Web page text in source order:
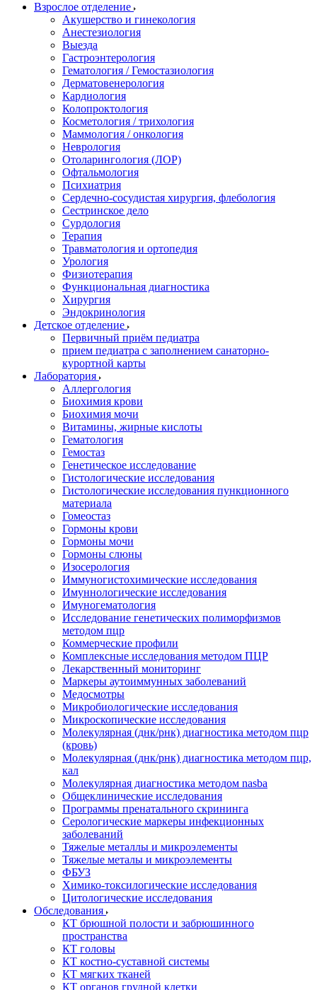
Взрослое отделение
Акушерство и гинекология
Анестезиология
Выезда
Гастроэнтерология
Гематология / Гемостазиология
Дерматовенерология
Кардиология
Колопроктология
Косметология / трихология
Маммология / онкология
Неврология
Отоларингология (ЛОР)
Офтальмология
Психиатрия
Сердечно-сосудистая хирургия, флебология
Сестринское дело
Сурдология
Терапия
Травматология и ортопедия
Урология
Физиотерапия
Функциональная диагностика
Хирургия
Эндокринология
Детское отделение
Первичный приём педиатра
прием педиатра с заполнением санаторно-
курортной карты
Лаборатория
Аллергология
Биохимия крови
Биохимия мочи
Витамины, жирные кислоты
Гематология
Гемостаз
Генетическое исследование
Гистологические исследования
Гистологические исследования пункционного
материала
Гомеостаз
Гормоны крови
Гормоны мочи
Гормоны слюны
Изосерология
Иммуногистохимические исследования
Имуннологические исследования
Имуногематология
Исследование генетических полиморфизмов
методом пцр
Коммерческие профили
Комплексные исследования методом ПЦР
Лекарственный мониторинг
Маркеры аутоиммунных заболеваний
Медосмотры
Микробиологические исследования
Микроскопические исследования
Молекулярная (днк/рнк) диагностика методом пцр
(кровь)
Молекулярная (днк/рнк) диагностика методом пцр,
кал
Молекулярная диагностика методом nasba
Общеклинические исследования
Программы пренатального скрининга
Серологические маркеры инфекционных
заболеваний
Тяжелые металлы и микроэлементы
Тяжелые металы и микроэлементы
ФБУЗ
Химико-токсилогические исследования
Цитологические исследования
Обследования
КТ брюшной полости и забрюшинного
пространства
КТ головы
КТ костно-суставной системы
КТ мягких тканей
КТ органов грудной клетки